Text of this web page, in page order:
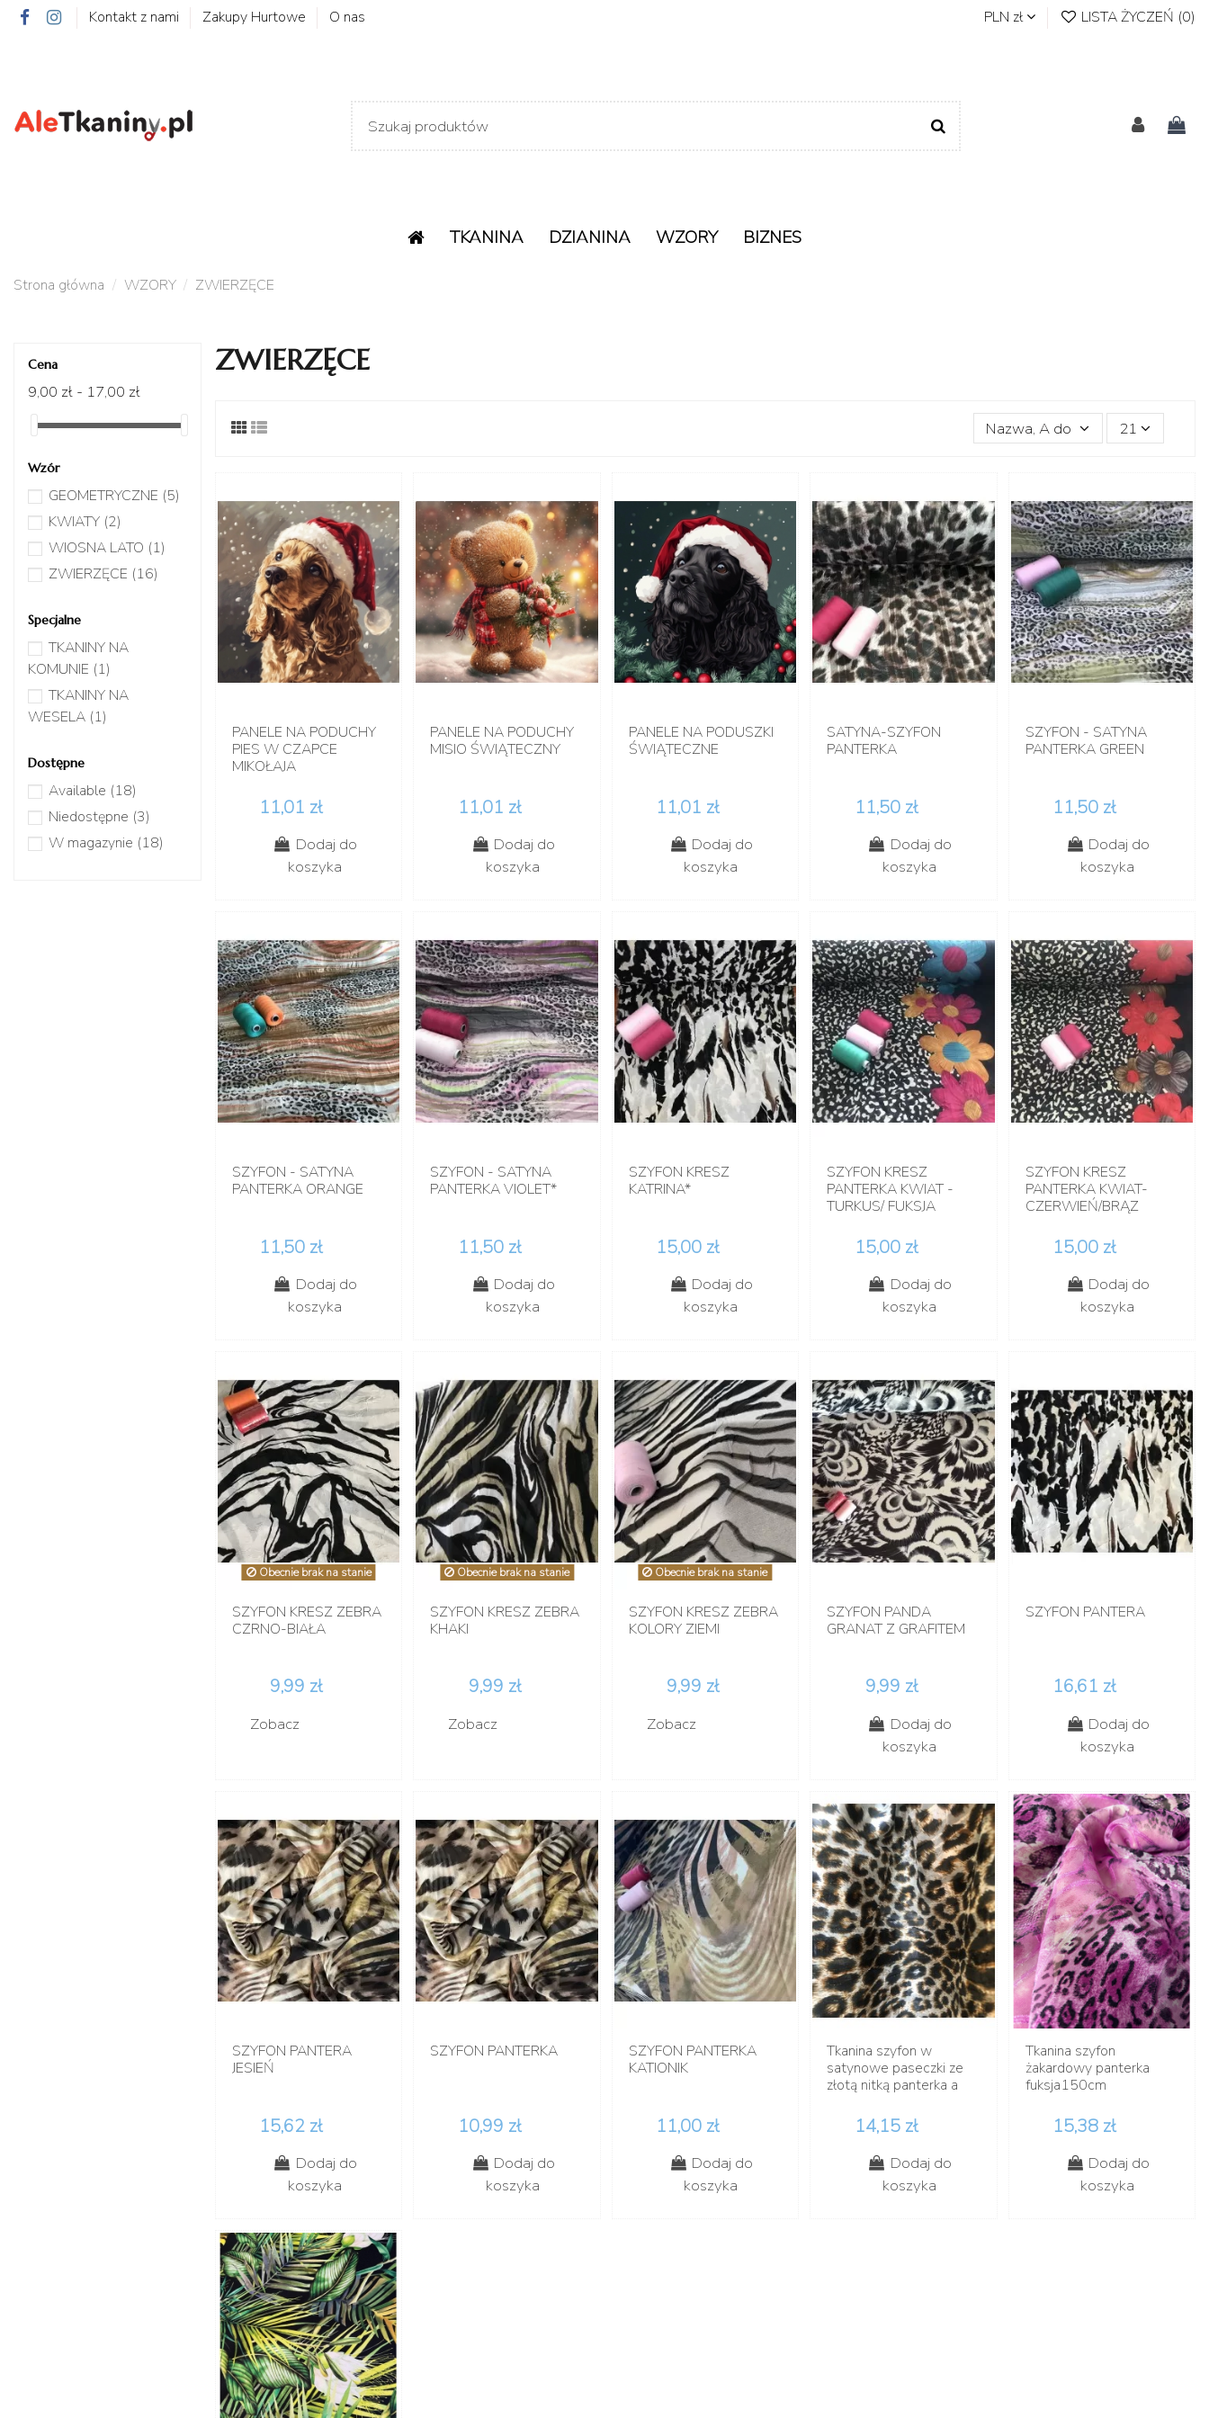
Kontakt z nami Zakupy Hurtowe O nas PLN zł LISTA ŻYCZEŃ (0)
TKANINA DZIANINA WZORY BIZNES
Strona główna WZORY ZWIERZĘCE
ZWIERZĘCE
Nazwa, A do Z 21
PANELE NA PODUCHY
PIES W CZAPCE
MIKOŁAJA
11,01 zł
Dodaj do
koszyka
PANELE NA PODUCHY
MISIO ŚWIĄTECZNY
11,01 zł
Dodaj do
koszyka
PANELE NA PODUSZKI
ŚWIĄTECZNE
11,01 zł
Dodaj do
koszyka
SATYNA-SZYFON
PANTERKA
11,50 zł
Dodaj do
koszyka
SZYFON - SATYNA
PANTERKA GREEN
11,50 zł
Dodaj do
koszyka
SZYFON - SATYNA
PANTERKA ORANGE
11,50 zł
Dodaj do
koszyka
SZYFON - SATYNA
PANTERKA VIOLET*
11,50 zł
Dodaj do
koszyka
SZYFON KRESZ
KATRINA*
15,00 zł
Dodaj do
koszyka
SZYFON KRESZ
PANTERKA KWIAT -
TURKUS/ FUKSJA
15,00 zł
Dodaj do
koszyka
SZYFON KRESZ
PANTERKA KWIAT-
CZERWIEŃ/BRĄZ
15,00 zł
Dodaj do
koszyka
Obecnie brak na stanie
SZYFON KRESZ ZEBRA
CZRNO-BIAŁA
9,99 zł
Zobacz
Obecnie brak na stanie
SZYFON KRESZ ZEBRA
KHAKI
9,99 zł
Zobacz
Obecnie brak na stanie
SZYFON KRESZ ZEBRA
KOLORY ZIEMI
9,99 zł
Zobacz
SZYFON PANDA
GRANAT Z GRAFITEM
9,99 zł
Dodaj do
koszyka
SZYFON PANTERA
16,61 zł
Dodaj do
koszyka
SZYFON PANTERA
JESIEŃ
15,62 zł
Dodaj do
koszyka
SZYFON PANTERKA
10,99 zł
Dodaj do
koszyka
SZYFON PANTERKA
KATIONIK
11,00 zł
Dodaj do
koszyka
Tkanina szyfon w
satynowe paseczki ze
złotą nitką panterka a
14,15 zł
Dodaj do
koszyka
Tkanina szyfon
żakardowy panterka
fuksja150cm
15,38 zł
Dodaj do
koszyka
Cena
9,00 zł - 17,00 zł
Wzór
GEOMETRYCZNE (5)
KWIATY (2)
WIOSNA LATO (1)
ZWIERZĘCE (16)
Specjalne
TKANINY NA
KOMUNIE (1)
TKANINY NA
WESELA (1)
Dostępne
Available (18)
Niedostępne (3)
W magazynie (18)